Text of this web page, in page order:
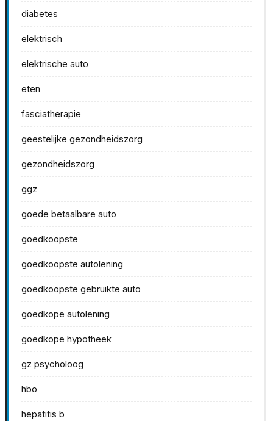
diabetes
elektrisch
elektrische auto
eten
fasciatherapie
geestelijke gezondheidszorg
gezondheidszorg
ggz
goede betaalbare auto
goedkoopste
goedkoopste autolening
goedkoopste gebruikte auto
goedkope autolening
goedkope hypotheek
gz psycholoog
hbo
hepatitis b